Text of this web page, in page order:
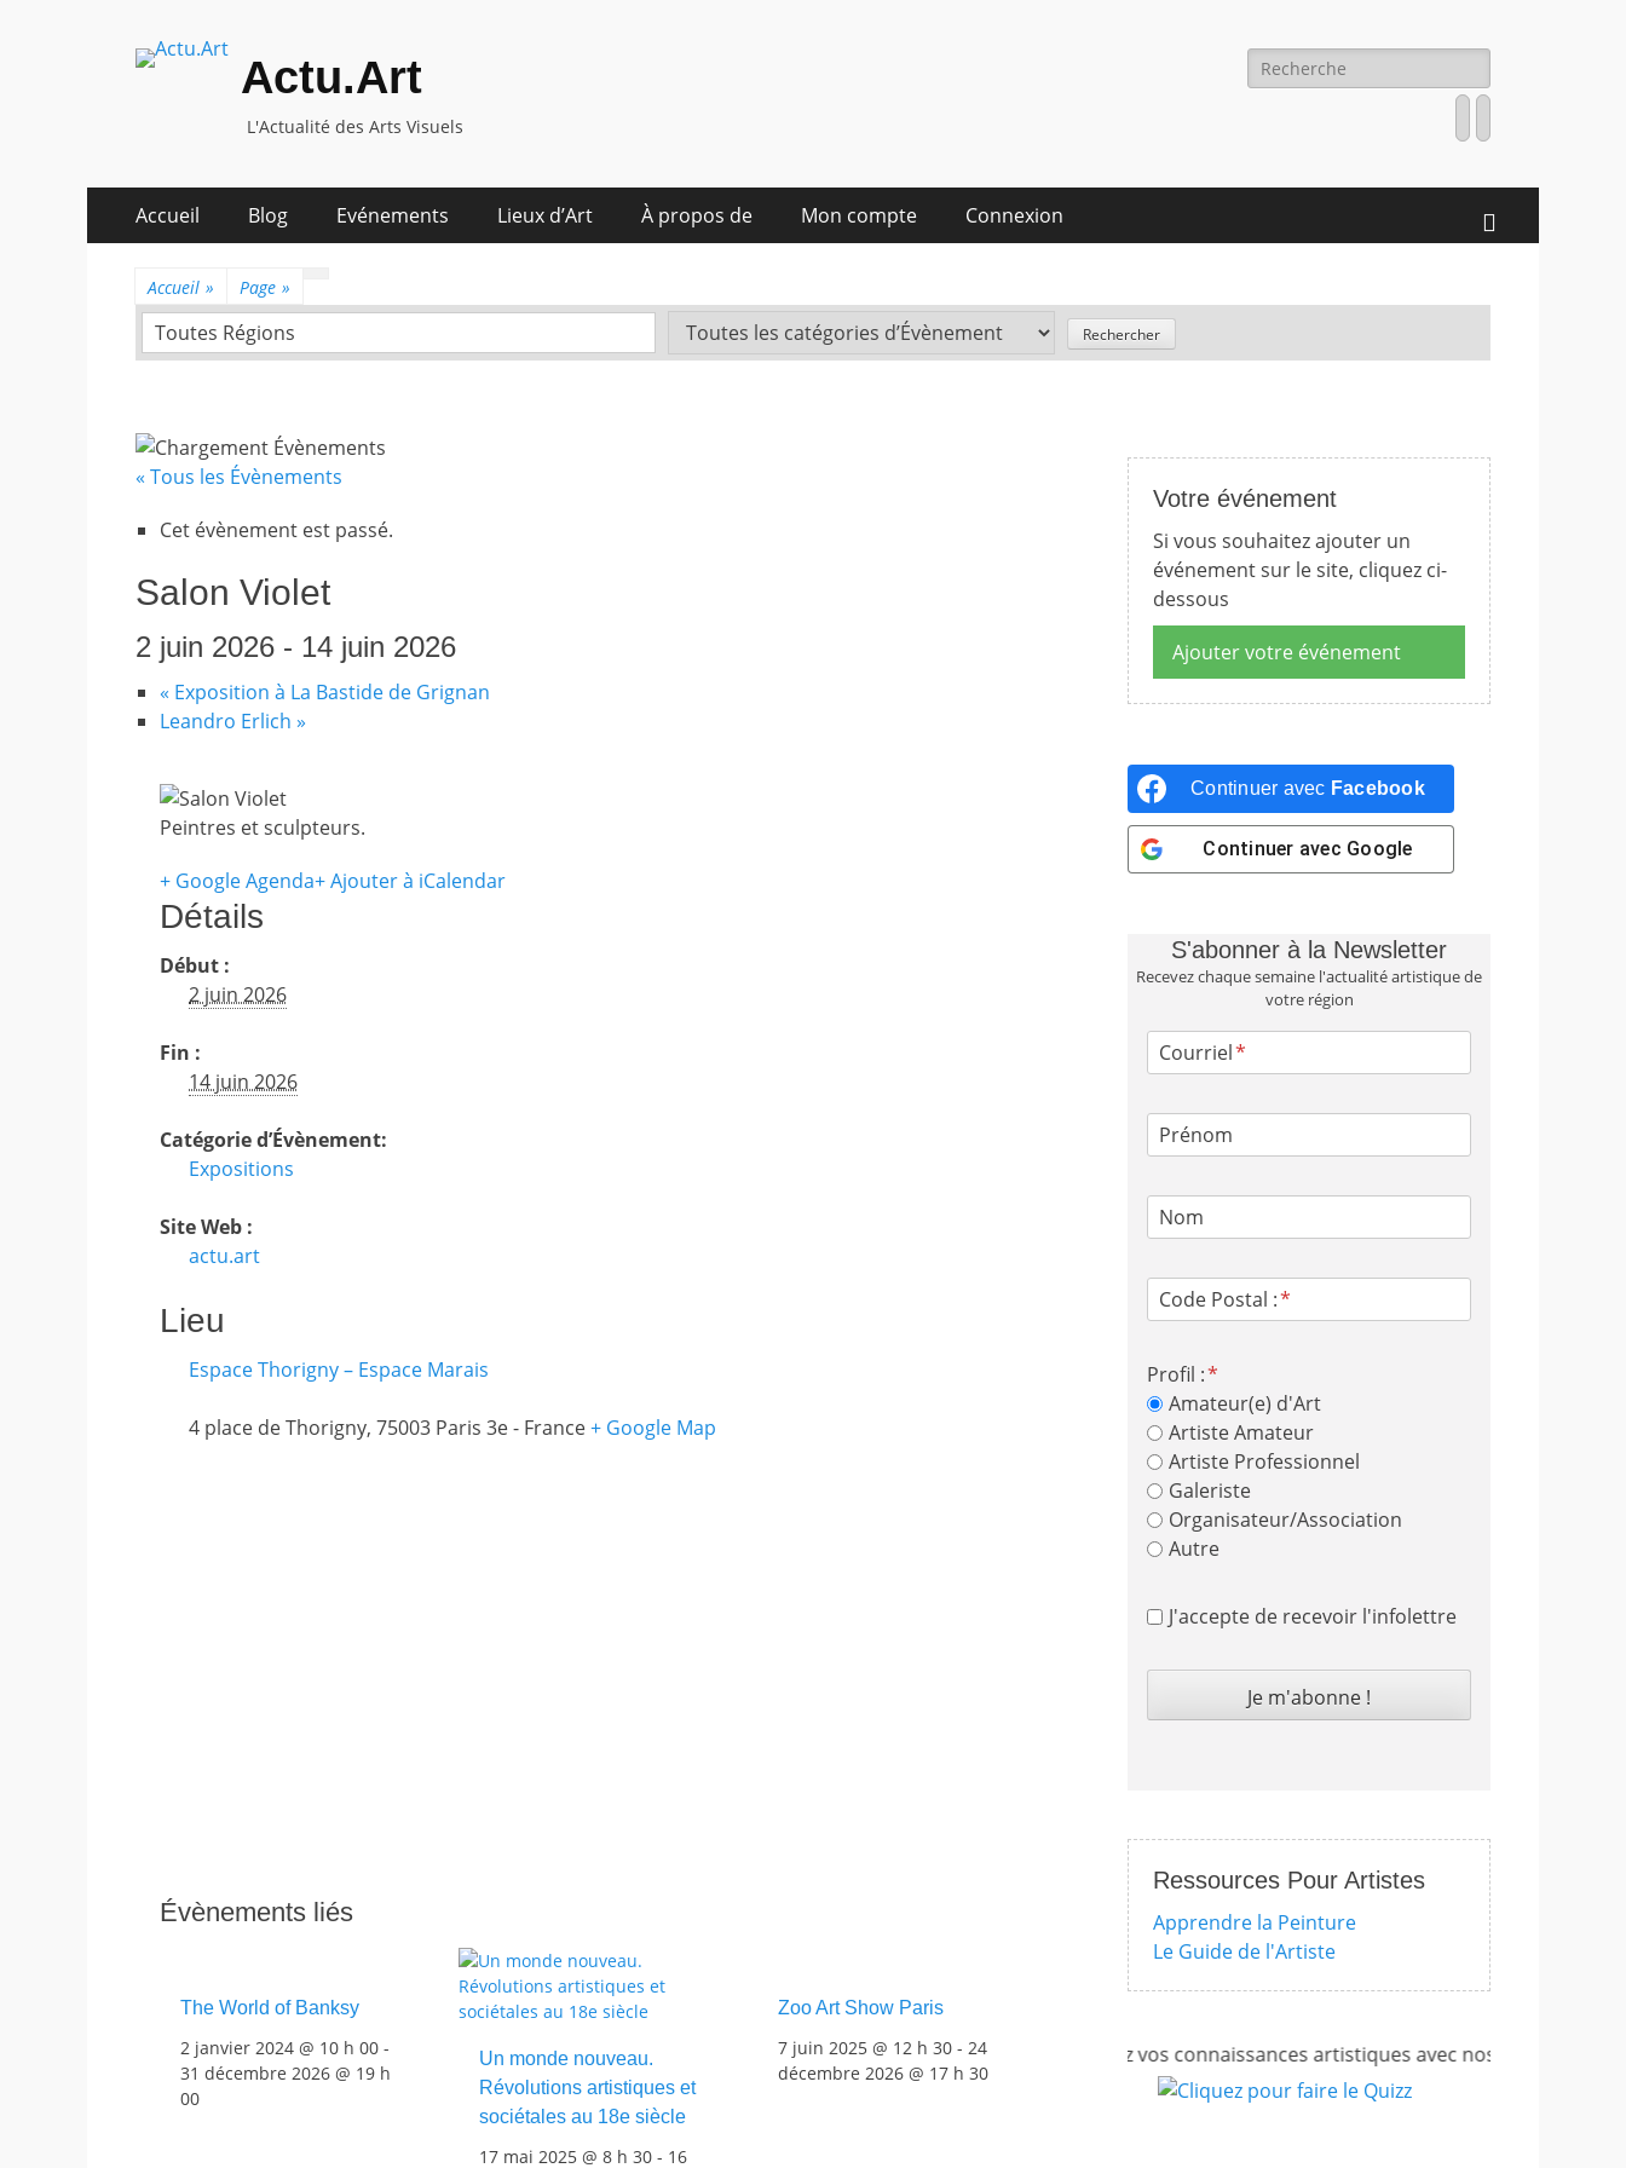
Actu.Art
L'Actualité des Arts Visuels
Recherche
pour:
Premier
menu
Accueil Blog Evénements Lieux d’Art À propos de Mon compte Connexion
Accueil » Page »
Toutes Régions
« Tous les Évènements
Cet évènement est passé.
Salon Violet
2 juin 2026 - 14 juin 2026
« Exposition à La Bastide de Grignan
Leandro Erlich »
Peintres et sculpteurs.
+ Google Agenda+ Ajouter à iCalendar
Détails
Début :
2 juin 2026
Fin :
14 juin 2026
Catégorie d’Évènement:
Expositions
Site Web :
actu.art
Lieu
Espace Thorigny – Espace Marais
4 place de Thorigny, 75003 Paris 3e- France+ Google Map
Évènements liés
The World of Banksy
2 janvier 2024 @ 10 h 00 -
31 décembre 2026 @ 19 h
00
Un monde nouveau.
Révolutions artistiques et
sociétales au 18e siècle
17 mai 2025 @ 8 h 30 - 16
Zoo Art Show Paris
7 juin 2025 @ 12 h 30- 24
décembre 2026 @ 17 h 30
Votre événement
Si vous souhaitez ajouter un
événement sur le site, cliquez ci-
dessous
Ajouter votre événement
Continuer avec Facebook
Continuer avec Google
S'abonner à la Newsletter
Recevez chaque semaine l'actualité artistique de
votre région
Courriel
Prénom
Nom
Code Postal :
Profil :
Amateur(e) d'Art
Artiste Amateur
Artiste Professionnel
Galeriste
Organisateur/Association
Autre
J'accepte de recevoir l'infolettre
Ressources Pour Artistes
Apprendre la Peinture
Le Guide de l'Artiste
Testez vos connaissances artistiques avec nos quizzes sur